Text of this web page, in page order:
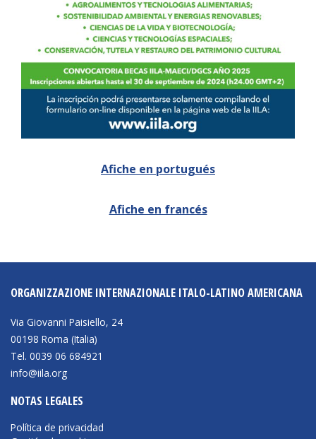
Becas
Alta Formación
Para las empresas
Registro de proveedores
Contratos/Acuerdos/Grant
Afiche en portugués
Afiche en francés
ORGANIZZAZIONE INTERNAZIONALE ITALO-LATINO AMERICANA
Via Giovanni Paisiello, 24
00198 Roma (Italia)
Tel. 0039 06 684921
info@iila.org
NOTAS LEGALES
Política de privacidad